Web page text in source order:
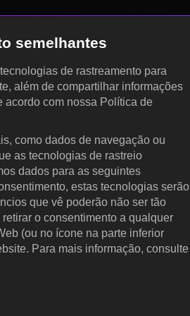
semelhantes
de rastreamento para
além de compartilhar informações
acordo com nossa Política de
como dados de navegação ou
as tecnologias de rastreio
dados para as seguintes
estas tecnologias serão
que vê poderão não ser tão
o consentimento a qualquer
(ou no ícone na parte inferior
Para mais informação, consulte